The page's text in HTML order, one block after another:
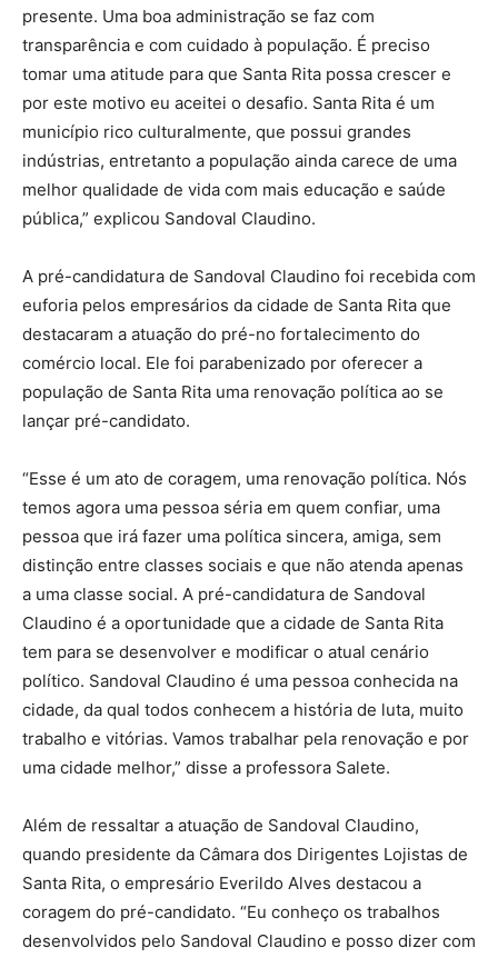
presente. Uma boa administração se faz com
transparência e com cuidado à população. É preciso
tomar uma atitude para que Santa Rita possa crescer e
por este motivo eu aceitei o desafio. Santa Rita é um
município rico culturalmente, que possui grandes
indústrias, entretanto a população ainda carece de uma
melhor qualidade de vida com mais educação e saúde
pública,” explicou Sandoval Claudino.
A pré-candidatura de Sandoval Claudino foi recebida com
euforia pelos empresários da cidade de Santa Rita que
destacaram a atuação do pré-no fortalecimento do
comércio local. Ele foi parabenizado por oferecer a
população de Santa Rita uma renovação política ao se
lançar pré-candidato.
“Esse é um ato de coragem, uma renovação política. Nós
temos agora uma pessoa séria em quem confiar, uma
pessoa que irá fazer uma política sincera, amiga, sem
distinção entre classes sociais e que não atenda apenas
a uma classe social. A pré-candidatura de Sandoval
Claudino é a oportunidade que a cidade de Santa Rita
tem para se desenvolver e modificar o atual cenário
político. Sandoval Claudino é uma pessoa conhecida na
cidade, da qual todos conhecem a história de luta, muito
trabalho e vitórias. Vamos trabalhar pela renovação e por
uma cidade melhor,” disse a professora Salete.
Além de ressaltar a atuação de Sandoval Claudino,
quando presidente da Câmara dos Dirigentes Lojistas de
Santa Rita, o empresário Everildo Alves destacou a
coragem do pré-candidato. “Eu conheço os trabalhos
desenvolvidos pelo Sandoval Claudino e posso dizer com